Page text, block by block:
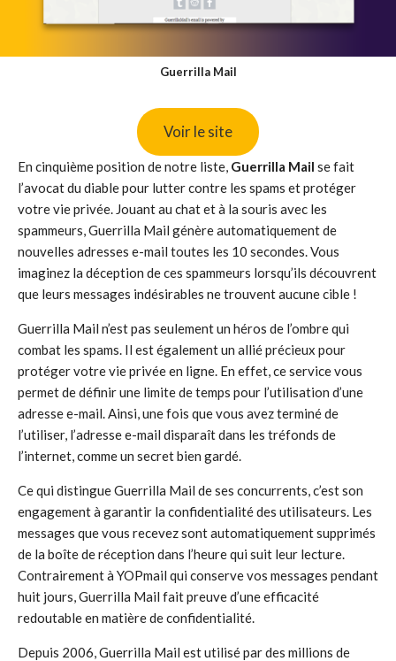
Guerrilla Mail
Voir le site
En cinquième position de notre liste, Guerrilla Mail se fait
l’avocat du diable pour lutter contre les spams et protéger
votre vie privée. Jouant au chat et à la souris avec les
spammeurs, Guerrilla Mail génère automatiquement de
nouvelles adresses e-mail toutes les 10 secondes. Vous
imaginez la déception de ces spammeurs lorsqu’ils découvrent
que leurs messages indésirables ne trouvent aucune cible !
Guerrilla Mail n’est pas seulement un héros de l’ombre qui
combat les spams. Il est également un allié précieux pour
protéger votre vie privée en ligne. En effet, ce service vous
permet de définir une limite de temps pour l’utilisation d’une
adresse e-mail. Ainsi, une fois que vous avez terminé de
l’utiliser, l’adresse e-mail disparaît dans les tréfonds de
l’internet, comme un secret bien gardé.
Ce qui distingue Guerrilla Mail de ses concurrents, c’est son
engagement à garantir la confidentialité des utilisateurs. Les
messages que vous recevez sont automatiquement supprimés
de la boîte de réception dans l’heure qui suit leur lecture.
Contrairement à YOPmail qui conserve vos messages pendant
huit jours, Guerrilla Mail fait preuve d’une efficacité
redoutable en matière de confidentialité.
Depuis 2006, Guerrilla Mail est utilisé par des millions de